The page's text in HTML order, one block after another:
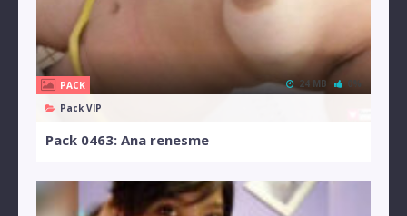
PACK
Pack VIP
24 MB 0%
Pack 0463: Ana renesme